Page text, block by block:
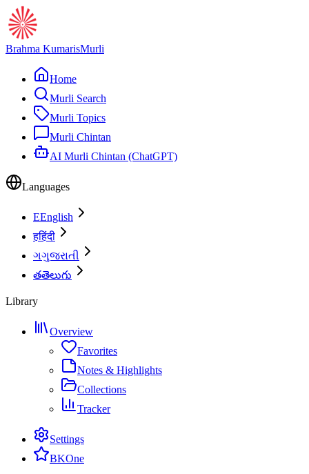
Brahma KumarisMurli
Home
Murli Search
Murli Topics
Murli Chintan
AI Murli Chintan (ChatGPT)
Languages
EEnglish
हहिंदी
ગગુજરાતી
తతెలుగు
Library
Overview
Favorites
Notes & Highlights
Collections
Tracker
Settings
BKOne